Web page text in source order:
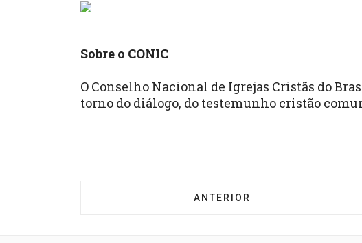
Sobre o CONIC
O Conselho Nacional de Igrejas Cristãs do
torno do diálogo, do testemunho cristão
ARTIGO ANTERIOR: NATAL
ANTERIOR